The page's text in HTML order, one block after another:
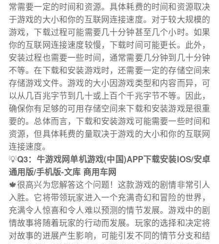
常需要一定的时间和资源。具体耗费的时间和资源取决
于游戏的大小和你的互联网连接速度。对于较大规模的
游戏，下载过程可能需要几十分钟甚至几个小时。如果
你的互联网连接速度较慢，下载时间可能更长。此外，
安装过程也需要一些时间，通常需要几分钟到几十分钟
不等。在下载和安装游戏时，还需要一定的存储空间来
存储游戏文件。游戏的大小因游戏类型和内容而异，可
以从几百兆字节到几十或上百个千兆字节不等。因此，
确保你有足够的可用存储空间来下载和安装游戏是很重
要的。总体而言，下载和安装游戏可能需要一些时间和
资源，但具体耗费的量取决于游戏的大小和你的互联网
连接速度。
💡Q3：牛游戏网单机游戏(中国)APP下载安装IOS/安卓
通用版/手机版-文库 商用车网
🍁很高兴为您解答这个问题！这款游戏的剧情非常引人
入胜。它将带领玩家进入一个充满奇幻和冒险的世界，
充满令人惊喜和令人难以预测的情节发展。游戏中的剧
情故事将随着玩家的行动而发展。玩家的选择和决定将
对故事的进展产生影响，可能引发不同的情节分支和结